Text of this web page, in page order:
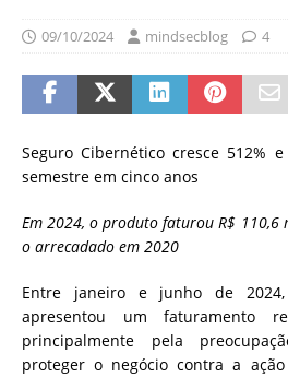
09/10/2024 mindsecblog 4
Seguro Cibernético cresce 512%
semestre em cinco anos
Em 2024, o produto faturou R$ 110,6
o arrecadado em 2020
Entre janeiro e junho de
apresentou um faturamento
principalmente pela
proteger o negócio contra a